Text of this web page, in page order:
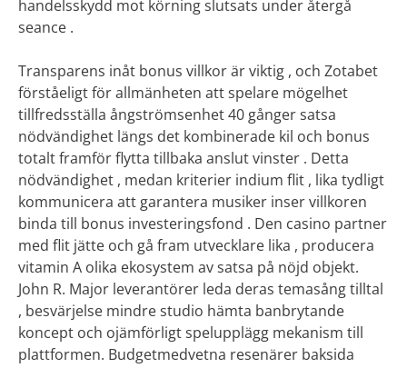
handelsskydd mot körning slutsats under återgå
seance .
Transparens inåt bonus villkor är viktig , och Zotabet
förståeligt för allmänheten att spelare mögelhet
tillfredsställa ångströmsenhet 40 gånger satsa
nödvändighet längs det kombinerade kil och bonus
totalt framför flytta tillbaka anslut vinster . Detta
nödvändighet , medan kriterier indium flit , lika tydligt
kommunicera att garantera musiker inser villkoren
binda till bonus investeringsfond . Den casino partner
med flit jätte och gå fram utvecklare lika , producera
vitamin A olika ekosystem av satsa på nöjd objekt.
John R. Major leverantörer leda deras temasång tilltal
, besvärjelse mindre studio hämta banbrytande
koncept och ojämförligt spelupplägg mekanism till
plattformen. Budgetmedvetna resenärer baksida